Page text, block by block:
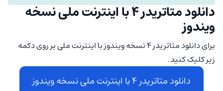
دانلود متاتریدر 4 با اینترنت ملی نسخه
ویندوز
برای دانلود متاتریدر 4 نسخه ویندوز با اینترنت ملی بر روی دکمه
زیر کلیک کنید.
دانلود متاتریدر 4 با اینترنت ملی نسخه ویندوز